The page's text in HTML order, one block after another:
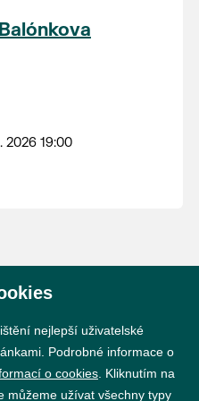
zapsána na Seznam
dědictví
2026 19:00
nejlepší uživatelské
Podrobné informace o
o cookies . Kliknutím na
můžeme užívat všechny typy